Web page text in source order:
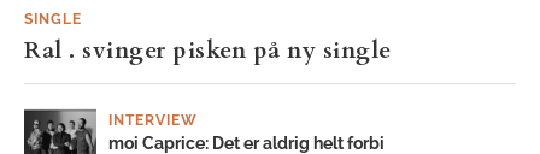
SINGLE
Ral . svinger pisken på ny single
INTERVIEW
moi Caprice: Det er aldrig helt forbi